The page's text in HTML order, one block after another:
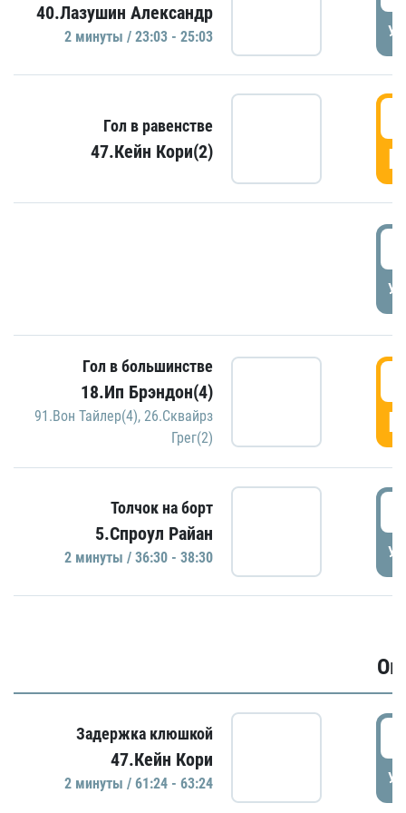
40.Лазушин Александр
2 минуты / 23:03 - 25:03
Гол в равенстве
47.Кейн Кори(2)
Гол в большинстве
18.Ип Брэндон(4)
91.Вон Тайлер(4), 26.Сквайрз
Грег(2)
Толчок на борт
5.Спроул Райан
2 минуты / 36:30 - 38:30
Задержка клюшкой
47.Кейн Кори
2 минуты / 61:24 - 63:24